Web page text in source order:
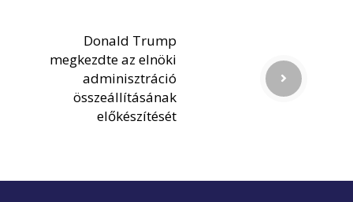
Donald Trump
megkezdte az elnöki
adminisztráció
összeállításának
előkészítését